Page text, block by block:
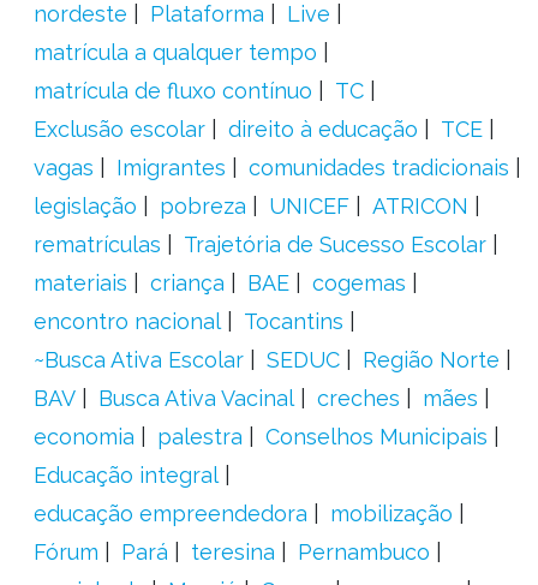
nordeste
Plataforma
Live
matrícula a qualquer tempo
matrícula de fluxo contínuo
TC
Exclusão escolar
direito à educação
TCE
vagas
Imigrantes
comunidades tradicionais
legislação
pobreza UNICEF
ATRICON
rematrículas
Trajetória de Sucesso Escolar
materiais
criança BAE
cogemas
encontro nacional
Tocantins
~Busca Ativa Escolar
SEDUC
Região Norte
BAV
Busca Ativa Vacinal creches
mães
economia
palestra
Conselhos Municipais
Educação integral
educação empreendedora
mobilização
Fórum
Pará teresina
Pernambuco